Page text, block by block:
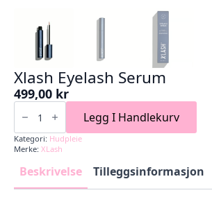
Xlash Eyelash Serum
499,00 kr
Xlash
Eyelash
Serum
antall
Legg I Handlekurv
Kategori: Hudpleie
Merke: XLash
Beskrivelse Tilleggsinformasjon